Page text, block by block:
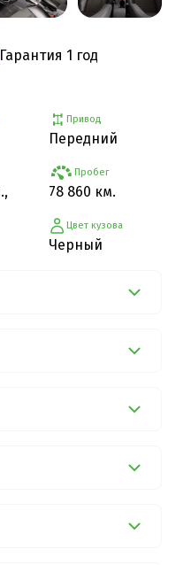
Гарантия 1 год
Привод
Передний
Пробег
78 860 км.
Цвет кузова
Черный